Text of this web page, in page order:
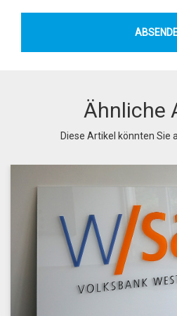
Ähnliche
Diese Artikel könnten Sie